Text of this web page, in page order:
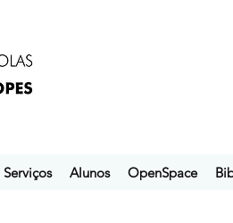
Serviços Alunos OpenSpace